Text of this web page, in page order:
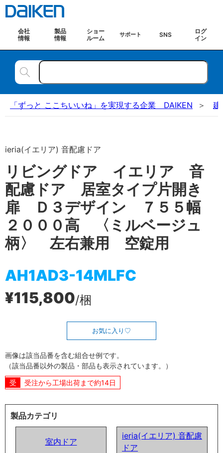
会社
情報
製品
情報
ショー
ルーム
サポート SNS
ログ
イン
「ずっと ここちいいね」を実現する企業 DAIKEN 建
ieria(イエリア) 音配慮ドア
リビングドア イエリア 音
配慮ドア 居室タイプ片開き
扉 Ｄ３デザイン ７５５幅
２０００高 〈ミルベージュ
柄〉 左右兼用 空錠用
AH1AD3-14MLFC
¥115,800/梱
お気に入り
画像は該当品番を含む組合せ例です。
（該当品番以外の製品・部品も表示されています。）
受注から工場出荷まで約14日
製品カテゴリ
室内ドア
ieria(イエリア) 音配慮
ドア